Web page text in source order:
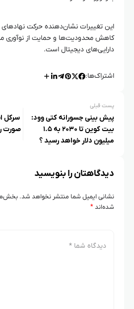
این تغییرات نشان‌دهنده حرکت
کاهش محدودیت‌ها و حمایت از نوآوری
دارایی‌های دیجیتال است.
اشتراک‌ها:
پست قبلی
پیش‌ بینی جسورانه کتی وود:
بیت کوین تا ۲۰۳۰ به ۱.۵
میلیون دلار خواهد رسید ؟
صورت
دیدگاهتان را بنویسید
نشانی ایمیل شما منتشر نخواهد شد.
شده‌اند*